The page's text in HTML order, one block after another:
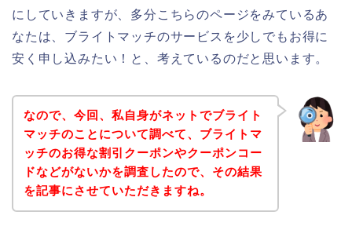
にしていきますが、多分こちらのページをみているあ
なたは、ブライトマッチのサービスを少しでもお得に
安く申し込みたい！と、考えているのだと思います。
なので、今回、私自身がネットでブライト
マッチのことについて調べて、ブライトマ
ッチのお得な割引クーポンやクーポンコー
ドなどがないかを調査したので、その結果
を記事にさせていただきますね。